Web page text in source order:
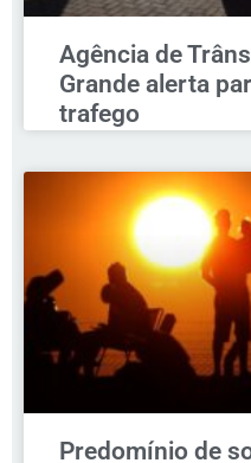
Agência de
Grande alerta
trafego
Predomínio de